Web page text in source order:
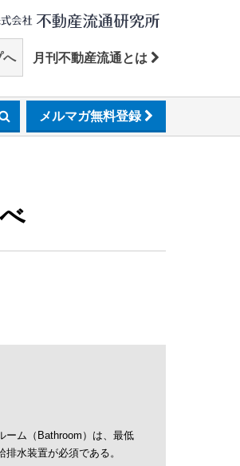
へ 月刊不動産流通とは
メルマガ無料登録
ーム（Bathroom）は、最低
水装置が必須である。